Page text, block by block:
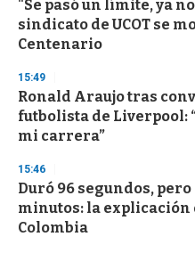
"Se pasó un límite, ya
sindicato de UCOT se
Centenario
15:49
Ronald Araujo tras
futbolista de Liverpool:
mi carrera”
15:46
Duró 96 segundos,
minutos: la
Colombia